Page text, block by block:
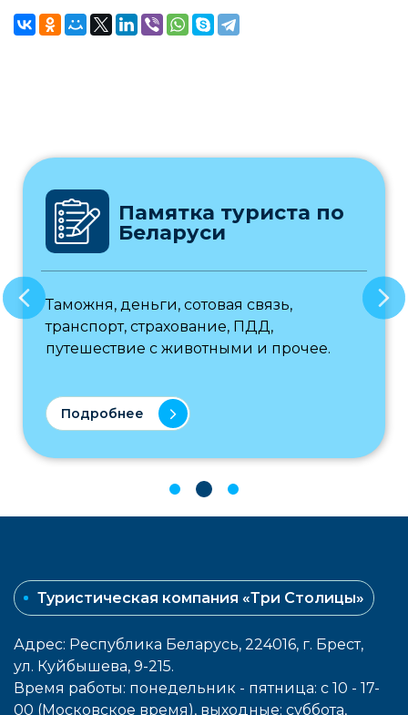
Памятка туриста по
Беларуси
Таможня, деньги, сотовая связь,
транспорт, страхование, ПДД,
путешествие с животными и прочее.
Подробнее
Туристическая компания «Три Столицы»
Адрес: Республика Беларусь, 224016, г. Брест,
ул. Куйбышева, 9-215.
Время работы: понедельник - пятница: с 10 - 17-
00 (Московское время), выходные: cуббота,